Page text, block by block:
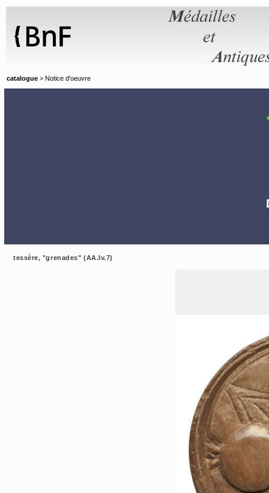
catalogue > Notice d'oeuvre
tessère, "grenades" (AA.Iv.7)